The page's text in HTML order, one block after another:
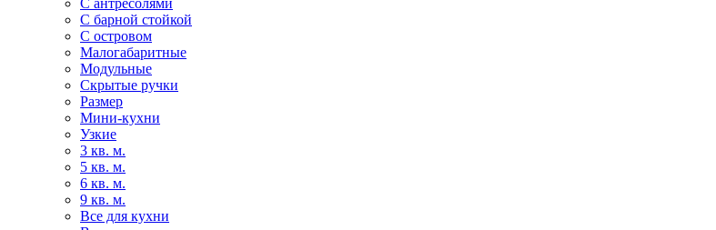
С барной стойкой
С островом
Малогабаритные
Модульные
Скрытые ручки
Размер
Мини-кухни
Узкие
3 кв. м.
5 кв. м.
6 кв. м.
9 кв. м.
Все для кухни